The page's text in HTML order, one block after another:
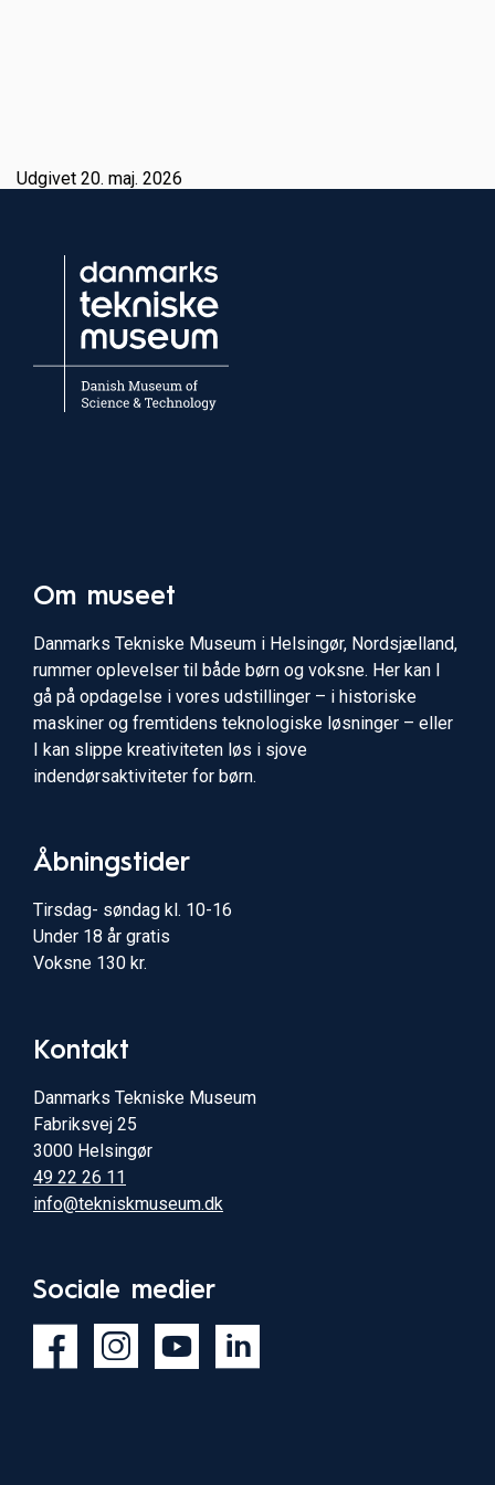
Udgivet 20. maj. 2026
Om museet
Danmarks Tekniske Museum i Helsingør, Nordsjælland,
rummer oplevelser til både børn og voksne. Her kan I
gå på opdagelse i vores udstillinger – i historiske
maskiner og fremtidens teknologiske løsninger – eller
I kan slippe kreativiteten løs i sjove
indendørsaktiviteter for børn.
Åbningstider
Tirsdag- søndag kl. 10-16
Under 18 år gratis
Voksne 130 kr.
Kontakt
Danmarks Tekniske Museum
Fabriksvej 25
3000 Helsingør
49 22 26 11
info@tekniskmuseum.dk
Sociale medier